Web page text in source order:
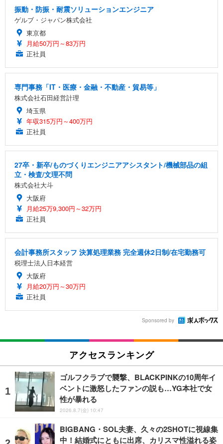
振動・防振・耐震ソリューションエンジニア
ゲルブ・ジャパン株式会社
東京都
月給50万円～83万円
正社員
専門事務「IT・医療・金融・不動産・貿易等」
株式会社石田経営計理
埼玉県
年収315万円～400万円
正社員
27卒・新卒/ものづくりエンジニアアシスタント/機械部品の組
立・検査/文理不問
株式会社大斗
大阪府
月給25万9,300円～32万円
正社員
会計事務所スタッフ 決算処理業務 完全週休2日制/在宅勤務可
税理士法人日本経営
大阪府
月給20万円～30万円
正社員
Sponsored by
アクセスランキング
ゴルフクラブで襲撃、BLACKPINKの10周年イ
ベントに激怒したファンの説も…YG本社で女
性が暴れる
2026.8.7(金) 10:47
BIGBANG・SOL夫妻、久々の2SHOTに視線集
中！結婚式にともに出席、カリスマ性溢れる姿